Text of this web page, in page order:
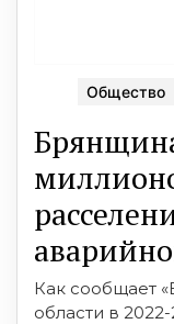
Общество
Как сообщает
области в